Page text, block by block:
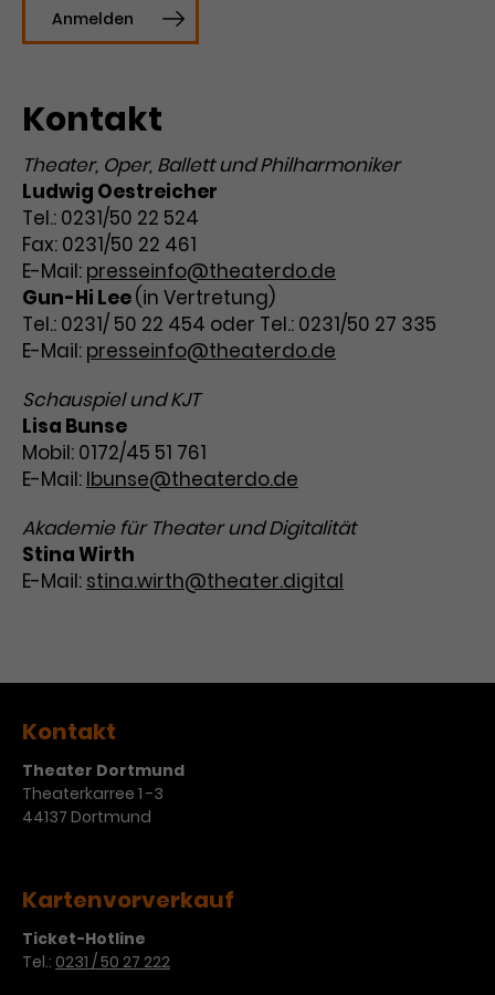
Anbieter Google Analytics
Zweck
Das ist ein von Google Analytics
gesetztes Cookie. Bestimmte
Daten werden nur maximal einmal
pro Minute an Google Analytics
gesendet. Solange es gesetzt ist,
werden bestimmte
Datenübertragungen
unterbunden.
Laufzeit 3 Monate
Zweck
Nutzerinteraktionen mit
Werbeanzeigen zu messen und
Remarketing-Funktionen
bereitzustellen.
Name IDE
Anbieter Google / DoubleClick
Zweck
personalisierter Werbung und
misst die Wirksamkeit von
Werbekampagnen über
verschiedene Websites hinweg.
Anmelden
Kontakt
Theater, Oper, Ballett und Philharmoniker
Ludwig Oestreicher
Tel.: 0231/50 22 524
Fax: 0231/50 22 461
E-Mail: presseinfo@theaterdo.de
Gun-Hi Lee(in Vertretung)
Tel.: 0231/ 50 22 454 oder Tel.: 0231/50 27 335
E-Mail: presseinfo@theaterdo.de
Schauspiel und KJT
Lisa Bunse
Mobil: 0172/45 51 761
E-Mail: lbunse@theaterdo.de
Akademie für Theater und Digitalität
Stina Wirth
E-Mail: stina.wirth@theater.digital
Kontakt
Theater Dortmund
Theaterkarree 1 -3
44137 Dortmund
Kartenvorverkauf
Ticket-Hotline
Tel.: 0231 / 50 27 222